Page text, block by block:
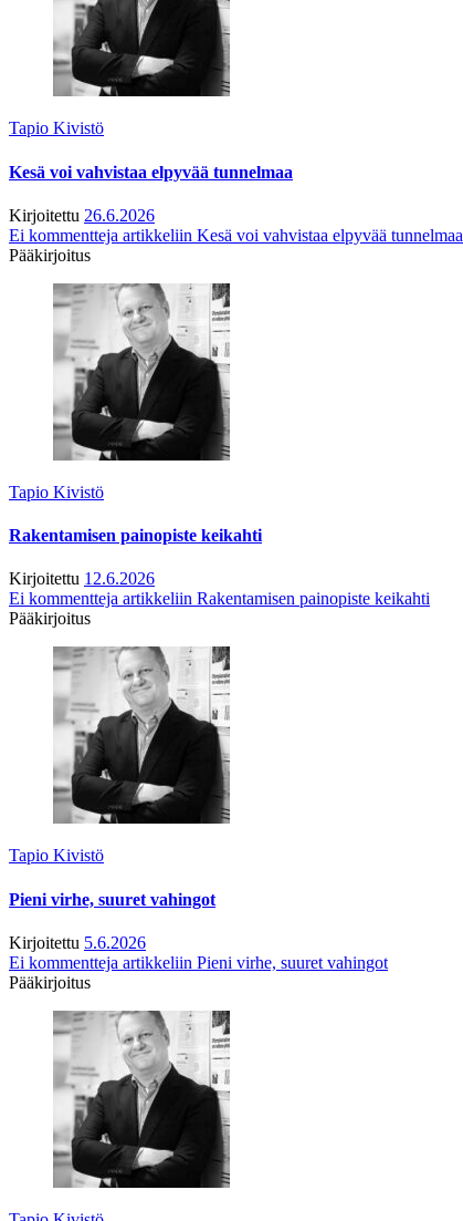
Tapio Kivistö
Kesä voi vahvistaa elpyvää tunnelmaa
Kirjoitettu 26.6.2026
Ei kommentteja artikkeliin Kesä voi vahvistaa elpyvää tunnelmaa
Pääkirjoitus
Tapio Kivistö
Rakentamisen painopiste keikahti
Kirjoitettu 12.6.2026
Ei kommentteja artikkeliin Rakentamisen painopiste keikahti
Pääkirjoitus
Tapio Kivistö
Pieni virhe, suuret vahingot
Kirjoitettu 5.6.2026
Ei kommentteja artikkeliin Pieni virhe, suuret vahingot
Pääkirjoitus